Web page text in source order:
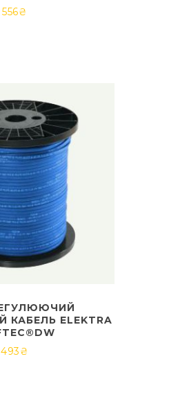
556₴
КАБЕЛЬ ELEKTRA
493₴